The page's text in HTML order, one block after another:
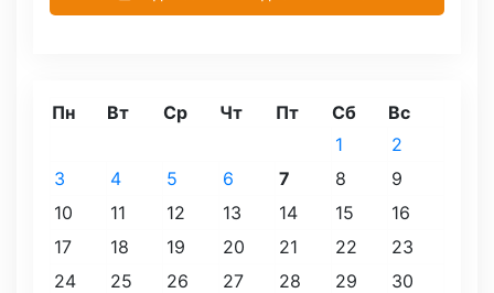
Пн Вт Ср Чт Пт Сб
Вс
1
2
3
4 5 6 7 8
9
10
11 12 13 14 15
16
17
18 19 20 21 22
23
24
25 26 27 28 29 30